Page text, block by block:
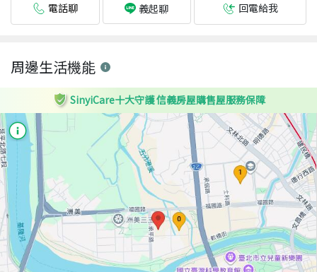
電話聊 義起聊 回電給我
周邊生活機能
SinyiCare十大守護 信義房屋購售屋服務保障